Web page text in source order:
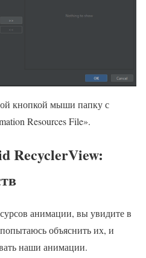
кнопкой мыши папку с
Resources File».
RecyclerView:
анимации, вы увидите в
объяснить их, и
наши анимации.